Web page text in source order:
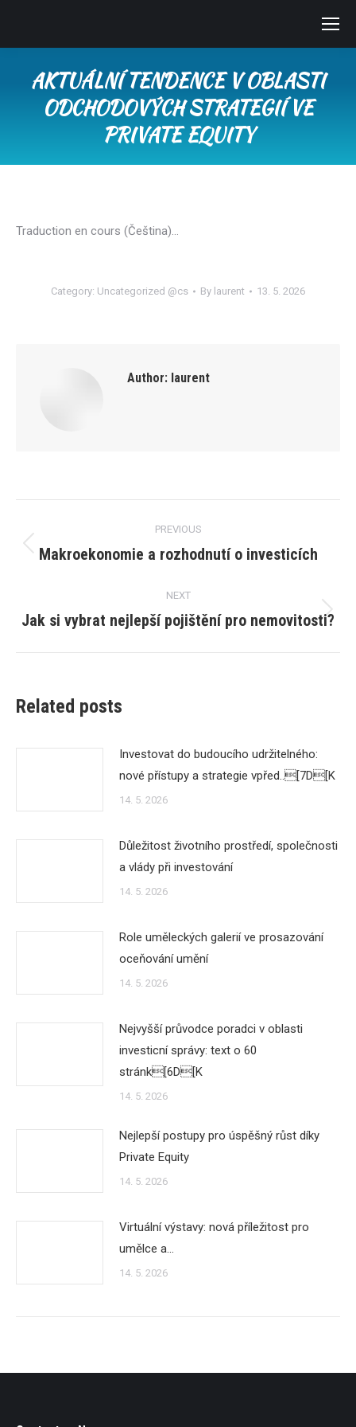
AKTUÁLNÍ TENDENCE V OBLASTI
ODCHODOVÝCH STRATEGIÍ VE
PRIVATE EQUITY
Traduction en cours (Čeština)…
Category: Uncategorized @cs By laurent 13. 5. 2026
Author: laurent
navigation
PREVIOUS
Previous
Makroekonomie a rozhodnutí o investicích
NEXT
Next
Jak si vybrat nejlepší pojištění pro nemovitosti?
Related posts
Investovat do budoucího udržitelného:
nové přístupy a strategie vpřed..[7D[K
14. 5. 2026
Důležitost životního prostředí, společnosti
a vlády při investování
14. 5. 2026
Role uměleckých galerií ve prosazování
oceňování umění
14. 5. 2026
Nejvyšší průvodce poradci v oblasti
investicní správy: text o 60
stránk[6D[K
14. 5. 2026
Nejlepší postupy pro úspěšný růst díky
Private Equity
14. 5. 2026
Virtuální výstavy: nová příležitost pro
umělce a…
14. 5. 2026